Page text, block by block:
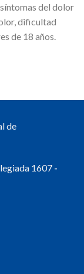
del dolor
dificultad
de 18 años.
de
1607 -